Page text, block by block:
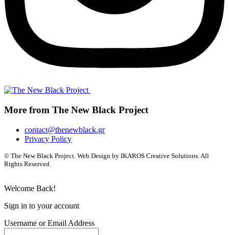
More from The New Black Project
contact@thenewblack.gr
Privacy Policy
© The New Black Project. Web Design by IKAROS Creative Solutions. All
Rights Reserved.
Welcome Back!
Sign in to your account
Username or Email Address